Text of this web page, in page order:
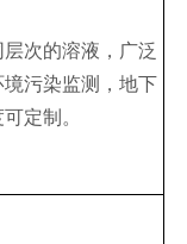
次的溶液，广泛
污染监测，地下
定制。